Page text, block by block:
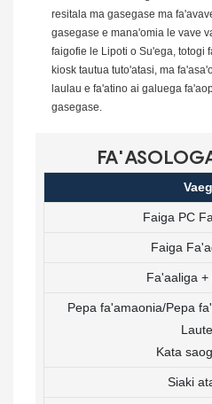
resitala ma gasegase ma
gasegase e mana'omia le vave
faigofie le Lipoti o Su'ega, totogi
kiosk tautua tuto'atasi, ma
laulau e fa'atino ai galuega
gasegase.
Faiga PC
Faiga
Fa'aaliga
Pepa fa'amaonia/Pepa
Kata
Siaki